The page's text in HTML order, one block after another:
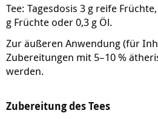
Tee: Tagesdosis 3 g reife
g Früchte oder 0,3 g Öl.
Zur äußeren Anwendung (für
Zubereitungen mit 5–10 %
werden.
Zubereitung des Tees